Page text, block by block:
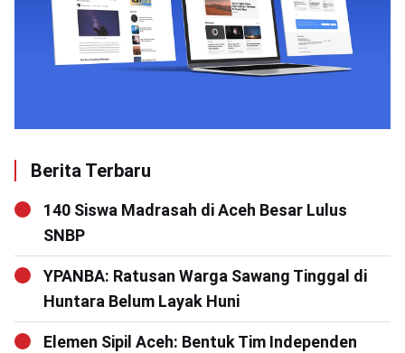
Berita Terbaru
140 Siswa Madrasah di Aceh Besar Lulus
SNBP
YPANBA: Ratusan Warga Sawang Tinggal di
Huntara Belum Layak Huni
Elemen Sipil Aceh: Bentuk Tim Independen